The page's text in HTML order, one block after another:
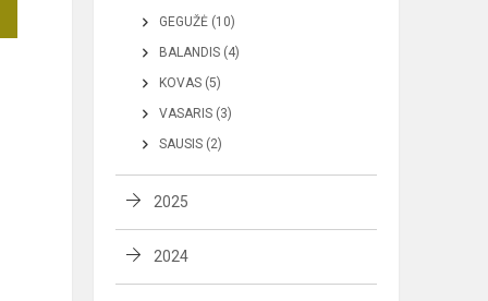
GEGUŽĖ (10)
BALANDIS (4)
KOVAS (5)
VASARIS (3)
SAUSIS (2)
2025
2024